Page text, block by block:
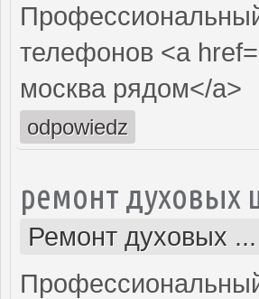
телефонов <a href=
москва рядом</a>
odpowiedz
ремонт духовых
Ремонт духовых